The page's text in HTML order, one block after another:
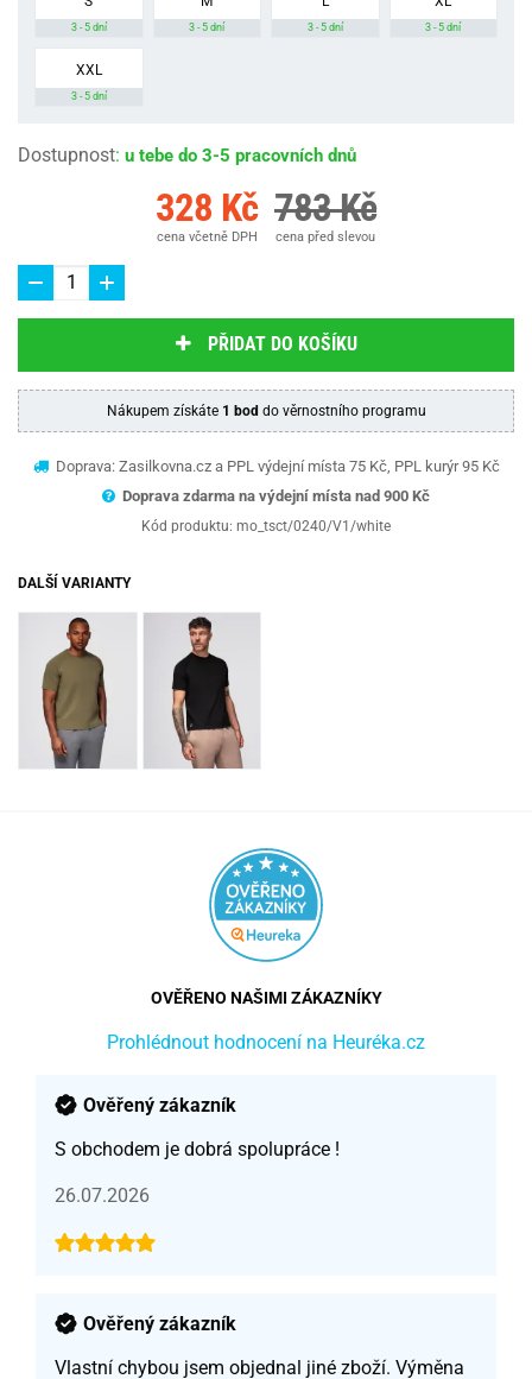
3 - 5 dní 3 - 5 dní 3 - 5 dní 3 - 5 dní
XXL
3 - 5 dní
Dostupnost: u tebe do 3-5 pracovních dnů
328 Kč
cena včetně DPH
783 Kč
cena před slevou
PŘIDAT DO KOŠÍKU
Nákupem získáte 1 bod do věrnostního programu
Doprava: Zasilkovna.cz a PPL výdejní místa 75 Kč, PPL kurýr 95 Kč
Doprava zdarma na výdejní místa nad 900 Kč
Kód produktu: mo_tsct/0240/V1/white
DALŠÍ VARIANTY
OVĚŘENO NAŠIMI ZÁKAZNÍKY
Prohlédnout hodnocení na Heuréka.cz
Ověřený zákazník
S obchodem je dobrá spolupráce !
26.07.2026
Ověřený zákazník
Vlastní chybou jsem objednal jiné zboží. Výměna